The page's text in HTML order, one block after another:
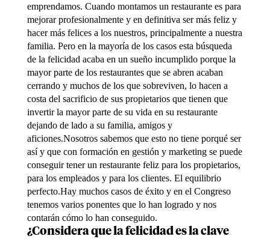
emprendamos. Cuando montamos un restaurante es para
mejorar profesionalmente y en definitiva ser más feliz y
hacer más felices a los nuestros, principalmente a nuestra
familia. Pero en la mayoría de los casos esta búsqueda
de la felicidad acaba en un sueño incumplido porque la
mayor parte de los restaurantes que se abren acaban
cerrando y muchos de los que sobreviven, lo hacen a
costa del sacrificio de sus propietarios que tienen que
invertir la mayor parte de su vida en su restaurante
dejando de lado a su familia, amigos y
aficiones.Nosotros sabemos que esto no tiene porqué ser
así y que con formación en gestión y marketing se puede
conseguir tener un restaurante feliz para los propietarios,
para los empleados y para los clientes. El equilibrio
perfecto.Hay muchos casos de éxito y en el Congreso
tenemos varios ponentes que lo han logrado y nos
contarán cómo lo han conseguido.
¿Considera que la felicidad es la clave